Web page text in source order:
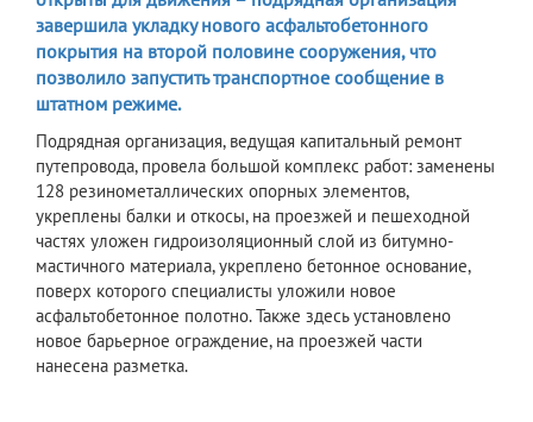
завершила укладку нового асфальтобетонного
покрытия на второй половине сооружения, что
позволило запустить транспортное сообщение в
штатном режиме.
Подрядная организация, ведущая капитальный ремонт
путепровода, провела большой комплекс работ: заменены
128 резинометаллических опорных элементов,
укреплены балки и откосы, на проезжей и пешеходной
частях уложен гидроизоляционный слой из битумно-
мастичного материала, укреплено бетонное основание,
поверх которого специалисты уложили новое
асфальтобетонное полотно. Также здесь установлено
новое барьерное ограждение, на проезжей части
нанесена разметка.